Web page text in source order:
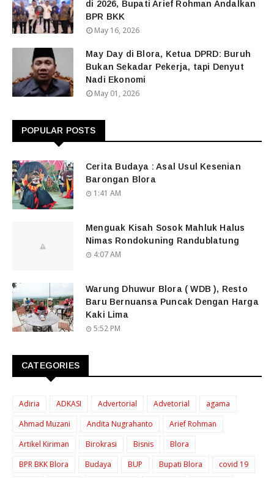
di 2026, Bupati Arief Rohman Andalkan
BPR BKK
May 16, 2026
May Day di Blora, Ketua DPRD: Buruh
Bukan Sekadar Pekerja, tapi Denyut
Nadi Ekonomi
May 01, 2026
POPULAR POSTS
Cerita Budaya : Asal Usul Kesenian
Barongan Blora
1:41 AM
Menguak Kisah Sosok Mahluk Halus
Nimas Rondokuning Randublatung
4:07 AM
Warung Dhuwur Blora ( WDB ), Resto
Baru Bernuansa Puncak Dengan Harga
Kaki Lima
5:52 PM
CATEGORIES
Adiria ADKASI Advertorial Advetorial
agama
Ahmad Muzani
Andita Nugrahanto
Arief Rohman
Artikel Kiriman
Birokrasi Bisnis
Blora
BPR BKK Blora
Budaya BUP Bupati Blora
covid 19